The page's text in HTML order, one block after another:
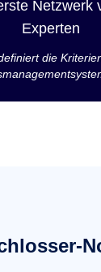
Netzwerk
Experten
die